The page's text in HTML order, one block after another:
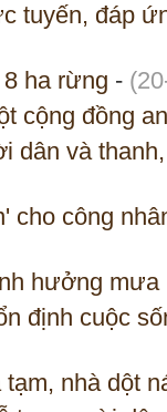
tuyến, đáp
ha rừng -
cộng đồng
dân và
cho công
hưởng mưa
định cuộc
nhà dột